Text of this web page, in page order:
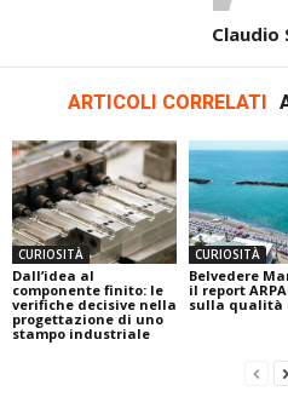
Claudio
ARTICOLI CORRELATI
CURIOSITÀ
Dall’idea al
componente finito: le
verifiche decisive nella
progettazione di uno
stampo industriale
CURIOSITÀ
Belvedere
il report
sulla qualità